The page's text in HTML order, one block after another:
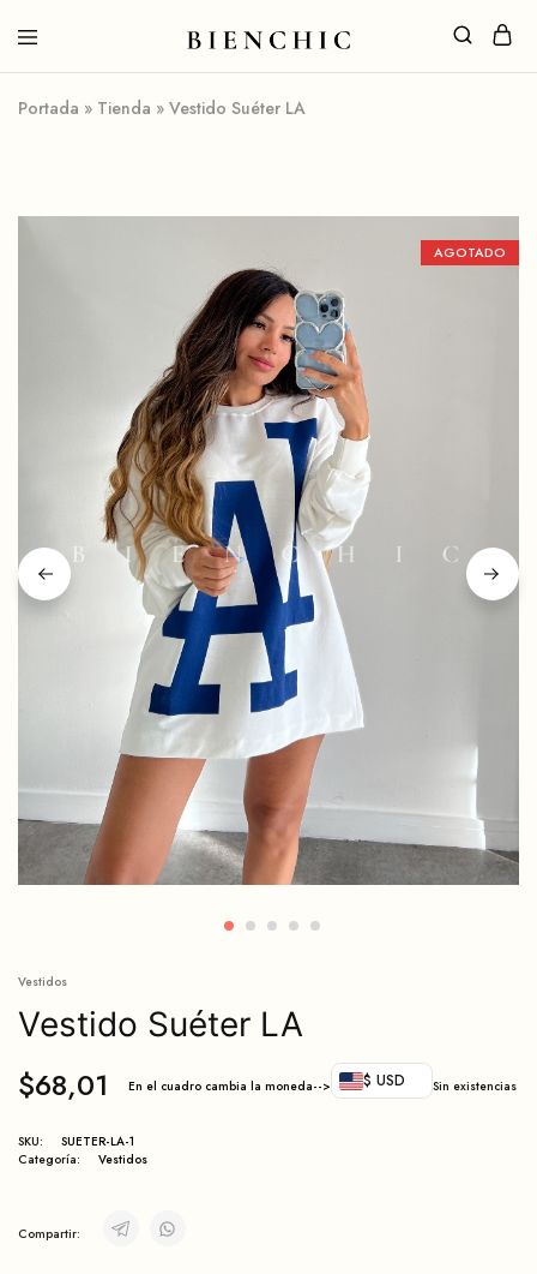
Portada » Tienda » Vestido Suéter LA
AGOTADO
Vestidos
Vestido Suéter LA
$68,01 En el cuadro cambia la moneda--> $ USD Sin existencias
SKU:
SUETER-LA-1
Categoría:
Vestidos
Compartir: